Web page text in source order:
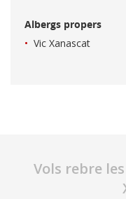
Albergs propers
Vic Xanascat
Vols rebre